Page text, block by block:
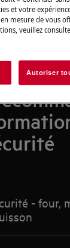
- four,
et votre
en mesure de vous
veuillez
Autoriser